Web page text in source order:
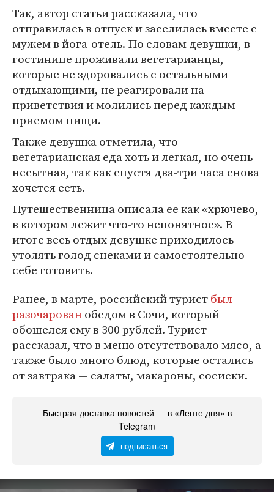
Так, автор статьи рассказала, что
отправилась в отпуск и заселилась вместе с
мужем в йога-отель. По словам девушки, в
гостинице проживали вегетарианцы,
которые не здоровались с остальными
отдыхающими, не реагировали на
приветствия и молились перед каждым
приемом пищи.
Также девушка отметила, что
вегетарианская еда хоть и легкая, но очень
несытная, так как спустя два-три часа снова
хочется есть.
Путешественница описала ее как «хрючево,
в котором лежит что-то непонятное». В
итоге весь отдых девушке приходилось
утолять голод снеками и самостоятельно
себе готовить.
Ранее, в марте, российский туристбыл
разочарованобедом в Сочи, который
обошелся ему в 300 рублей. Турист
рассказал, что в меню отсутствовало мясо, а
также было много блюд, которые остались
от завтрака — салаты, макароны, сосиски.
Быстрая доставка новостей — в «Ленте дня» в
Telegram
подписаться